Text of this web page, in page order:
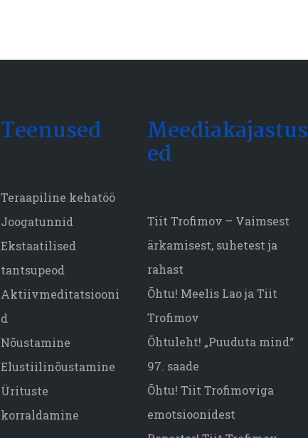
Teenused
Teraapiline kehatöö
Joogatunnid
Ekstaatilised
tantsupeod
Aktiivmeditatsiooni
d
Nõustamine
Elustiilinõustamine
Ürituste
korraldamine
Meediakajastus
ed
Tiit Trofimov – Vaimsest
ärkamisest, suhetest ja
rahast
Õhtu! Meelis Lao ja Tiit
Trofimov
Õhtuleht! „Puuduta mind“
97. saade
Õhtu! Tiit Trofimoviga
emotsioonidest